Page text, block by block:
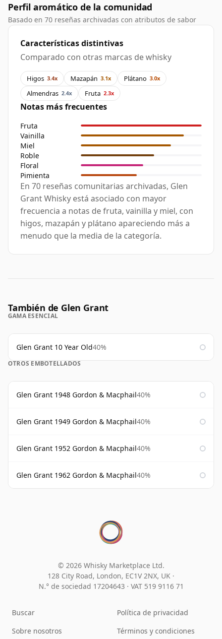
Perfil aromático de la comunidad
Basado en 70 reseñas archivadas con atributos de sabor
Características distintivas
Comparado con otras marcas de whisky
Higos 3.4x Mazapán 3.1x Plátano 3.0x
Almendras 2.4x Fruta 2.3x
Notas más frecuentes
Fruta
Vainilla
Miel
Roble
Floral
Pimienta
En 70 reseñas comunitarias archivadas, Glen
Grant Whisky está asociado con mayor
frecuencia a notas de fruta, vainilla y miel, con
higos, mazapán y plátano apareciendo más a
menudo que la media de la categoría.
También de Glen Grant
GAMA ESENCIAL
Glen Grant 10 Year Old40%
OTROS EMBOTELLADOS
Glen Grant 1948 Gordon & Macphail40%
Glen Grant 1949 Gordon & Macphail40%
Glen Grant 1952 Gordon & Macphail40%
Glen Grant 1962 Gordon & Macphail40%
© 2026 Whisky Marketplace Ltd.
128 City Road, London, EC1V 2NX, UK ·
N.° de sociedad 17204643 · VAT 519 9116 71
Buscar
Sobre nosotros
Política de privacidad
Términos y condiciones